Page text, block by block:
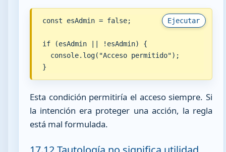
Ejecutar
const esAdmin = false;
if (esAdmin || !esAdmin) {
  console.log("Acceso permitido");
}
Esta condición permitiría el acceso siempre. Si
la intención era proteger una acción, la regla
está mal formulada.